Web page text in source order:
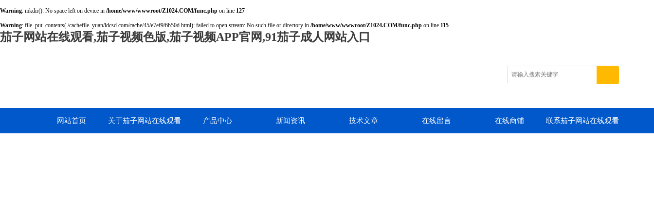
Warning: mkdir(): No space left on device in /home/www/wwwroot/Z1024.COM/func.php on line 127
Warning: file_put_contents(./cachefile_yuan/ldcsd.com/cache/45/e7ef9/6b50d.html): failed to open stream: No such file or directory in /home/www/wwwroot/Z1024.COM/func.php on line 115
茄子网站在线观看,茄子视频色版,茄子视频APP官网,91茄子成人网站入口
网站首页 关于茄子网站在线观看 产品中心 新闻资讯 技术文章 在线留言 在线商铺 联系茄子网站在线观看